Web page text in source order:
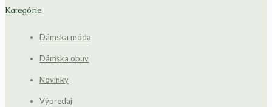
Kategórie
Dámska móda
Dámska obuv
Novinky
Výpredaj